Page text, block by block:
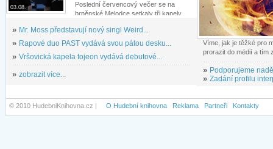
03.08.
Poslední červencový večer se na
brněnské Melodce setkaly tři kapely...
» Mr. Moss představují nový singl Weird...
» Rapové duo PAST vydává svou pátou desku...
» Vršovická kapela tojeon vydává debutové...
» zobrazit více...
Víme, jak je těžké pro
prorazit do médií a tím
» Podporujeme
» Zadání profilu
© 2010 HudebniKnihovna.cz | O Hudební knihovna Reklama Partneři Kontakty